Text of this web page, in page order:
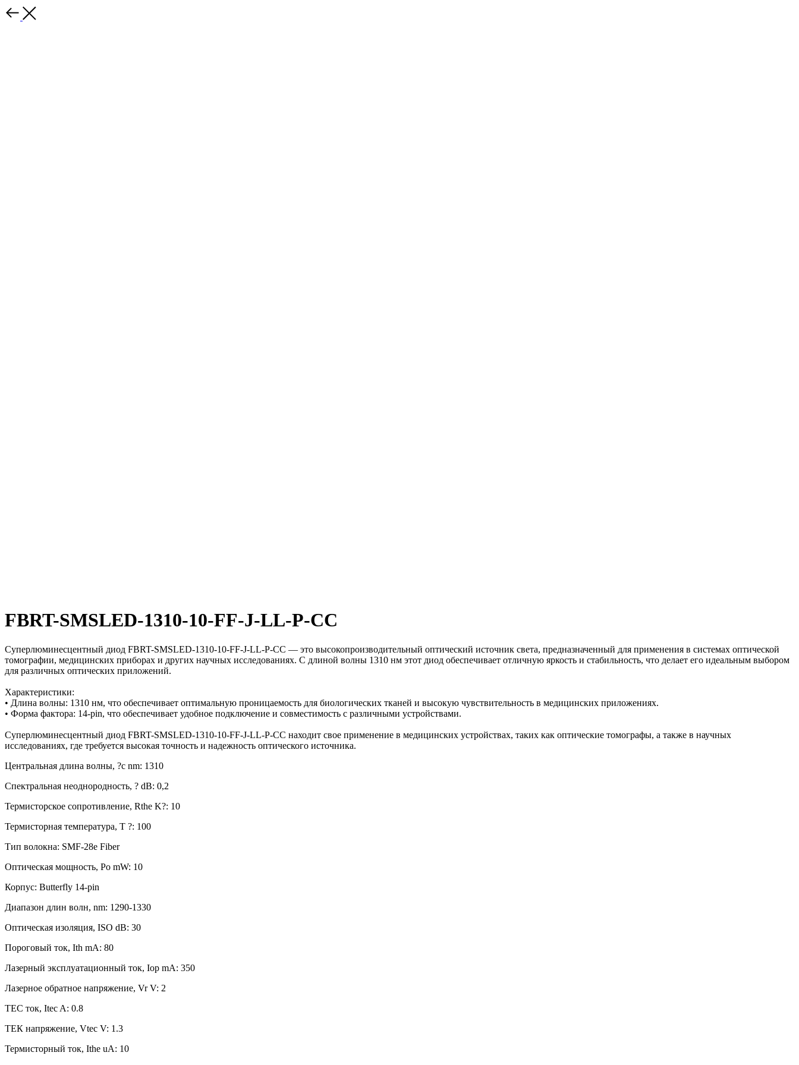
FBRT-SMSLED-1310-10-FF-J-LL-P-CC
Суперлюминесцентный диод FBRT-SMSLED-1310-10-FF-J-LL-P-CC — это высокопроизводительный оптический источник света, предназначенный для применения в системах оптической
томографии, медицинских приборах и других научных исследованиях. С длиной волны 1310 нм этот диод обеспечивает отличную яркость и стабильность, что делает его идеальным выбором
для различных оптических приложений.
Характеристики:
• Длина волны: 1310 нм, что обеспечивает оптимальную проницаемость для биологических тканей и высокую чувствительность в медицинских приложениях.
• Форма фактора: 14-pin, что обеспечивает удобное подключение и совместимость с различными устройствами.
Суперлюминесцентный диод FBRT-SMSLED-1310-10-FF-J-LL-P-CC находит свое применение в медицинских устройствах, таких как оптические томографы, а также в научных
исследованиях, где требуется высокая точность и надежность оптического источника.
Центральная длина волны, ?c nm: 1310
Спектральная неоднородность, ? dB: 0,2
Термисторское сопротивление, Rthe K?: 10
Термисторная температура, T ?: 100
Тип волокна: SMF-28e Fiber
Оптическая мощность, Po mW: 10
Корпус: Butterfly 14-pin
Диапазон длин волн, nm: 1290-1330
Оптическая изоляция, ISO dB: 30
Пороговый ток, Ith mA: 80
Лазерный эксплуатационный ток, Iop mA: 350
Лазерное обратное напряжение, Vr V: 2
TEC ток, Itec A: 0.8
ТЕК напряжение, Vtec V: 1.3
Термисторный ток, Ithe uA: 10